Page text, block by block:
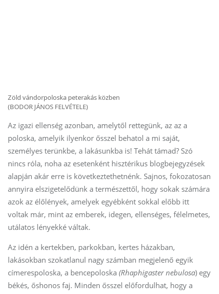
Zöld vándorpoloska peterakás közben
(BODOR JÁNOS FELVÉTELE)
Az igazi ellenség azonban, amelytől rettegünk, az az a
poloska, amelyik ilyenkor ősszel behatol a mi saját,
személyes terünkbe, a lakásunkba is! Tehát támad? Szó
nincs róla, noha az esetenként hisztérikus blogbejegyzések
alapján akár erre is következtethetnénk. Sajnos, fokozatosan
annyira elszigetelődünk a természettől, hogy sokak számára
azok az élőlények, amelyek egyébként sokkal előbb itt
voltak már, mint az emberek, idegen, ellenséges, félelmetes,
utálatos lényekké váltak.
Az idén a kertekben, parkokban, kertes házakban,
lakásokban szokatlanul nagy számban megjelenő egyik
címe­res­po­los­ka, a bencepoloska (Rha­phi­gaster nebulosa) egy
békés, őshonos faj. Minden ősszel előfordulhat, hogy a